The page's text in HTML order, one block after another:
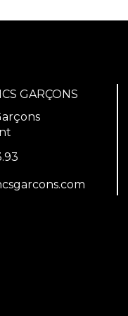
GARÇONS